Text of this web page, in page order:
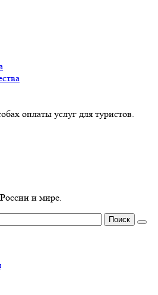
оплаты услуг для туристов.
и мире.